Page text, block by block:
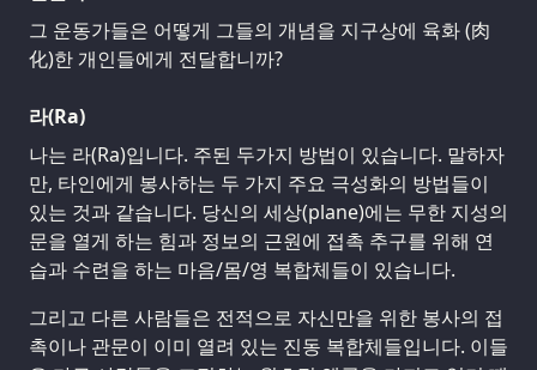
그 운동가들은 어떻게 그들의 개념을 지구상에 육화 (肉
化)한 개인들에게 전달합니까?
라(Ra)
나는 라(Ra)입니다. 주된 두가지 방법이 있습니다. 말하자
만, 타인에게 봉사하는 두 가지 주요 극성화의 방법들이
있는 것과 같습니다. 당신의 세상(plane)에는 무한 지성의
문을 열게 하는 힘과 정보의 근원에 접촉 추구를 위해 연
습과 수련을 하는 마음/몸/영 복합체들이 있습니다.
그리고 다른 사람들은 전적으로 자신만을 위한 봉사의 접
촉이나 관문이 이미 열려 있는 진동 복합체들입니다. 이들